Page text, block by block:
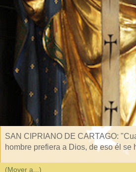
SAN CIPRIANO DE CARTAGO:
hombre prefiera a Dios, de eso él se